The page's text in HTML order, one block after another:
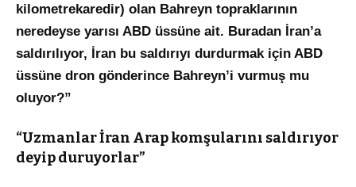
kilometrekaredir) olan Bahreyn topraklarının
neredeyse yarısı ABD üssüne ait. Buradan İran’a
saldırılıyor, İran bu saldırıyı durdurmak için ABD
üssüne dron gönderince Bahreyn’i vurmuş mu
oluyor?”
“Uzmanlar İran Arap komşularını saldırıyor
deyip duruyorlar”